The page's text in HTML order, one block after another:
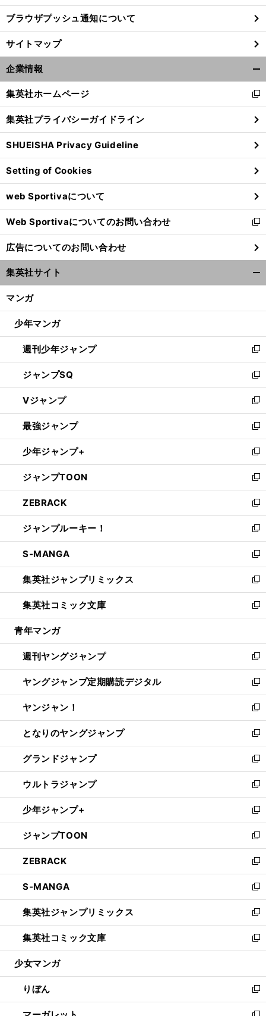
前
ブラウザプッシュ通知について
サイトマップ
企業情報
閉
る
集英社ホームページ
新
し
い
ウ
ィ
ン
ド
ウ
で
開
く
集英社プライバシーガイドライン
SHUEISHA Privacy Guideline
Setting of Cookies
web Sportivaについて
Web Sportivaについてのお問い合わせ
新
し
い
ウ
ィ
ン
ウ
開
く
広告についてのお問い合わせ
集英社サイト
マンガ
少年マンガ
週刊少年ジャンプ
新
し
い
ウ
ィ
ン
ド
ウ
で
開
く
ジャンプSQ
新
し
い
ウ
ィ
ン
ド
ウ
で
開
く
Vジャンプ
新
し
い
ウ
ィ
ン
ド
ウ
で
開
く
最強ジャンプ
新
し
い
ウ
ィ
ン
ド
ウ
で
開
く
少年ジャンプ+
新
し
い
ウ
ィ
ン
ド
ウ
で
開
く
ジャンプTOON
新
し
い
ウ
ィ
ン
ド
ウ
で
開
く
ZEBRACK
新
し
い
ウ
ィ
ン
ド
ウ
で
開
ジャンプルーキー！
新
し
い
ウ
ィ
ン
ド
ウ
開
く
S-MANGA
新
し
い
ウ
ィ
ン
ウ
で
開
く
集英社ジャンプリミックス
新
し
い
ウ
ン
ド
ウ
で
開
く
集英社コミック文庫
新
し
ウ
ィ
ン
ド
ウ
で
開
く
青年マンガ
週刊ヤングジャンプ
新
し
い
ウ
ィ
ン
ド
ウ
で
開
く
ヤングジャンプ定期購読デジタル
新
し
い
ウ
ィ
ン
ド
ウ
で
開
く
ヤンジャン！
新
し
い
ウ
ィ
ン
ド
ウ
で
開
く
となりのヤングジャンプ
新
し
い
ウ
ィ
ン
ド
ウ
で
開
く
グランドジャンプ
新
し
い
ウ
ィ
ン
ド
ウ
で
開
く
ウルトラジャンプ
新
し
い
ウ
ィ
ン
ド
ウ
で
開
く
少年ジャンプ+
新
し
い
ウ
ィ
ン
ド
ウ
で
開
く
ジャンプTOON
新
し
い
ウ
ィ
ン
ド
ウ
で
開
ZEBRACK
新
し
い
ウ
ィ
ン
ド
ウ
開
く
S-MANGA
新
し
い
ウ
ィ
ン
ウ
で
開
集英社ジャンプリミックス
新
し
い
ウ
ン
ド
ウ
集英社コミック文庫
新
し
ウ
ィ
ン
少女マンガ
りぼん
新
し